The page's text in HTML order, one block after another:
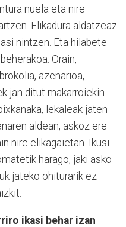
nuela eta nire
Elikadura aldatzeaz
nintzen. Eta hilabete
Orain,
azenarioa,
jan ditut makarroiekin.
lekaleak jaten
aldean, askoz ere
nire elikagaietan. Ikusi
harago, jaki asko
jateko ohiturarik ez
ikasi behar izan